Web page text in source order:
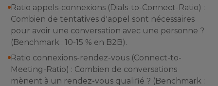
Ratio appels-connexions (Dials-to-Connect-Ratio) :
Combien de tentatives d'appel sont nécessaires
pour avoir une conversation avec une personne ?
(Benchmark : 10-15 % en B2B).
Ratio connexions-rendez-vous (Connect-to-
Meeting-Ratio) : Combien de conversations
mènent à un rendez-vous qualifié ? (Benchmark :